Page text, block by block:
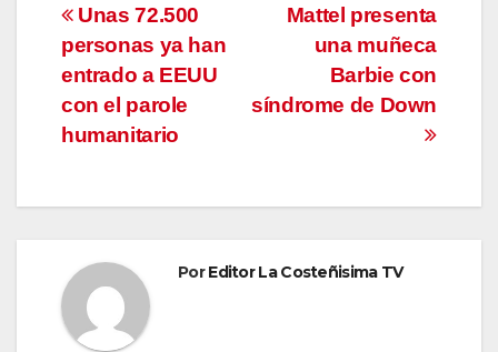
Navegación
de
entradas
Mattel presenta
una muñeca
Barbie con
síndrome de Down
Unas 72.500
personas ya han
entrado a EEUU
con el parole
humanitario
PorEditor La Costeñisima TV